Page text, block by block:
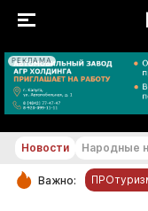
РЕКЛАМА
Новости Народные
Важно: